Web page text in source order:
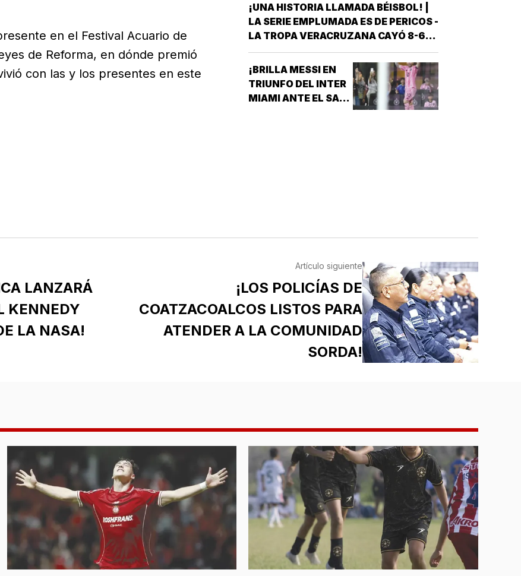
en el Festival Acuario de
de Reforma, en dónde premió
con las y los presentes en este
¡UNA HISTORIA LLAMADA BÉISBOL! |
LA SERIE EMPLUMADA ES DE PERICOS -
LA TROPA VERACRUZANA CAYÓ 8-6
ANTE LOS PERICOS DE PUEBLA EN EL
SEGUNDO JUEGO DE LA ÚLTIMA SERIE
DE LA TEMPORADA REGULAR EN EL
ESTADIO HERMANOS SERDÁN, CON LO
QUE LOS POBLANOS…
¡BRILLA MESSI EN
TRIUNFO DEL INTER
MIAMI ANTE EL SAN
LANZARÁ
KENNEDY
LA NASA!
Artículo siguiente
¡LOS POLICÍAS DE
COATZACOALCOS LISTOS PARA
ATENDER A LA COMUNIDAD
SORDA!